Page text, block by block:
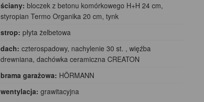
ściany: bloczek z betonu komórkowego H+H 24 cm,
styropian Termo Organika 20 cm, tynk
strop: płyta żelbetowa
dach: czterospadowy, nachylenie 30 st. , więźba
drewniana, dachówka ceramiczna CREATON
brama garażowa: HÖRMANN
wentylacja: grawitacyjna